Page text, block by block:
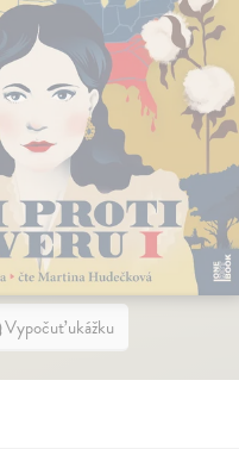
Vypočuť ukážku